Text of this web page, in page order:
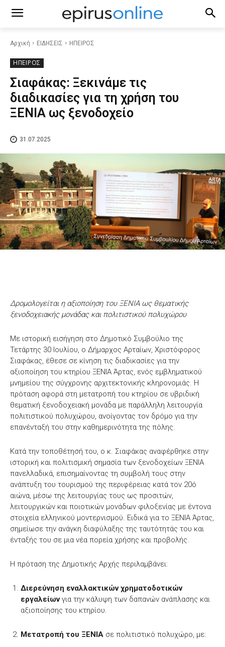
Αρχική ΕΙΔΗΣΕΙΣ ΗΠΕΙΡΟΣ
ΗΠΕΙΡΟΣ
Σιαφάκας: Ξεκινάμε τις
διαδικασίες για τη χρήση του
ΞΕΝΙΑ ως ξενοδοχείο
31.07.2025
Δρομολογείται η αξιοποίηση του ΞΕΝΙΑ ως θεματικής
ξενοδοχειακής μονάδας και πολιτιστικού πολυχώρου
Με ιστορική εισήγηση στο Δημοτικό Συμβούλιο της
Τετάρτης 30 Ιουλίου, ο Δήμαρχος Αρταίων, Χριστόφορος
Σιαφάκας, έθεσε σε κίνηση τις διαδικασίες για την
αξιοποίηση του κτηρίου ΞΕΝΙΑ Άρτας, ενός εμβληματικού
μνημείου της σύγχρονης αρχιτεκτονικής κληρονομιάς. Η
πρόταση αφορά στη μετατροπή του κτηρίου σε υβριδική
θεματική ξενοδοχειακή μονάδα με παράλληλη λειτουργία
πολιτιστικού πολυχώρου, ανοίγοντας τον δρόμο για την
επανένταξή του στην καθημερινότητα της πόλης.
Κατά την τοποθέτησή του, ο κ. Σιαφάκας αναφέρθηκε στην
ιστορική και πολιτισμική σημασία των ξενοδοχείων ΞΕΝΙΑ
πανελλαδικά, επισημαίνοντας τη συμβολή τους στην
ανάπτυξη του τουρισμού της περιφέρειας κατά τον 20ό
αιώνα, μέσω της λειτουργίας τους ως προσιτών,
λειτουργικών και ποιοτικών μονάδων φιλοξενίας με έντονα
στοιχεία ελληνικού μοντερνισμού. Ειδικά για το ΞΕΝΙΑ Άρτας,
σημείωσε την ανάγκη διαφύλαξης της ταυτότητάς του και
ένταξής του σε μια νέα πορεία χρήσης και προβολής.
Η πρόταση της Δημοτικής Αρχής περιλαμβάνει:
Διερεύνηση εναλλακτικών χρηματοδοτικών
εργαλείωνγια την κάλυψη των δαπανών ανάπλασης και
αξιοποίησης του κτηρίου.
Μετατροπή του ΞΕΝΙΑ σε πολιτιστικό πολυχώρο, με: